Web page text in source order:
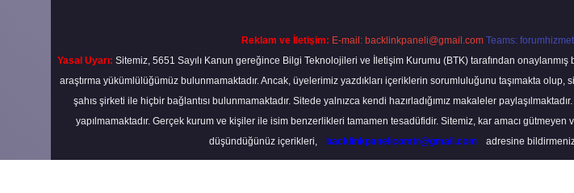
Reklam ve İletişim: E-mail: backlinkpaneli@gmail.com Teams:
Yasal Uyarı: Sitemiz, 5651 Sayılı Kanun gereğince Bilgi Teknolojileri ve İletişim Kurumu (BTK) tarafından
araştırma yükümlülüğümüz bulunmamaktadır. Ancak, üyelerimiz yazdıkları içeriklerin sorumluluğunu taşımakta
şahıs şirketi ile hiçbir bağlantısı bulunmamaktadır. Sitede yalnızca kendi hazırladığımız makaleler
yapılmamaktadır. Gerçek kurum ve kişiler ile isim benzerlikleri tamamen tesadüfidir. Sitemiz, kar amacı
düşündüğünüz içerikleri,
backlinkpanelicomtr@gmail.com adresine